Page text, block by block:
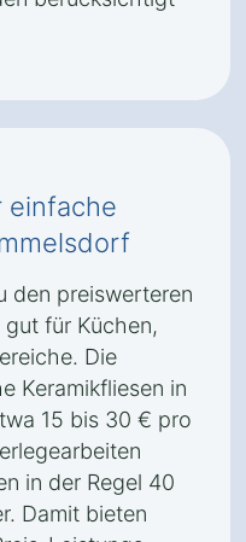
einfache
den preiswerteren
für Küchen,
Die
Keramikfliesen in
15 bis 30 € pro
in der Regel 40
Damit bieten